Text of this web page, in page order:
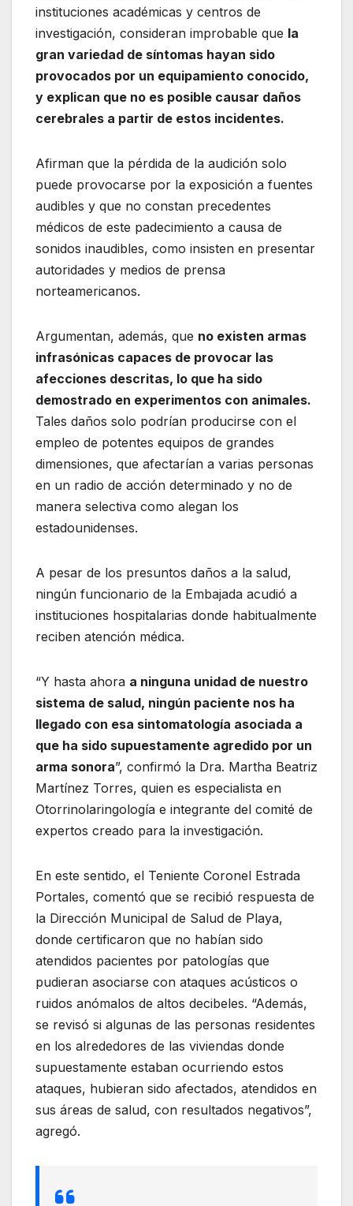
instituciones académicas y centros de
investigación, consideran improbable que la
gran variedad de síntomas hayan sido
provocados por un equipamiento conocido,
y explican que no es posible causar daños
cerebrales a partir de estos incidentes.
Afirman que la pérdida de la audición solo
puede provocarse por la exposición a fuentes
audibles y que no constan precedentes
médicos de este padecimiento a causa de
sonidos inaudibles, como insisten en presentar
autoridades y medios de prensa
norteamericanos.
Argumentan, además, que no existen armas
infrasónicas capaces de provocar las
afecciones descritas, lo que ha sido
demostrado en experimentos con animales.
Tales daños solo podrían producirse con el
empleo de potentes equipos de grandes
dimensiones, que afectarían a varias personas
en un radio de acción determinado y no de
manera selectiva como alegan los
estadounidenses.
A pesar de los presuntos daños a la salud,
ningún funcionario de la Embajada acudió a
instituciones hospitalarias donde habitualmente
reciben atención médica.
“Y hasta ahora a ninguna unidad de nuestro
sistema de salud, ningún paciente nos ha
llegado con esa sintomatología asociada a
que ha sido supuestamente agredido por un
arma sonora”, confirmó la Dra. Martha Beatriz
Martínez Torres, quien es especialista en
Otorrinolaringología e integrante del comité de
expertos creado para la investigación.
En este sentido, el Teniente Coronel Estrada
Portales, comentó que se recibió respuesta de
la Dirección Municipal de Salud de Playa,
donde certificaron que no habían sido
atendidos pacientes por patologías que
pudieran asociarse con ataques acústicos o
ruidos anómalos de altos decibeles. “Además,
se revisó si algunas de las personas residentes
en los alrededores de las viviendas donde
supuestamente estaban ocurriendo estos
ataques, hubieran sido afectados, atendidos en
sus áreas de salud, con resultados negativos”,
agregó.